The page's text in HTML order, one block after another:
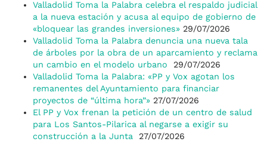
Valladolid Toma la Palabra celebra el respaldo judicial
a la nueva estación y acusa al equipo de gobierno de
«bloquear las grandes inversiones» 29/07/2026
Valladolid Toma la Palabra denuncia una nueva tala
de árboles por la obra de un aparcamiento y reclama
un cambio en el modelo urbano
29/07/2026
Valladolid Toma la Palabra: «PP y Vox agotan los
remanentes del Ayuntamiento para financiar
proyectos de “última hora”» 27/07/2026
El PP y Vox frenan la petición de un centro de salud
para Los Santos-Pilarica al negarse a exigir su
construcción a la Junta
27/07/2026